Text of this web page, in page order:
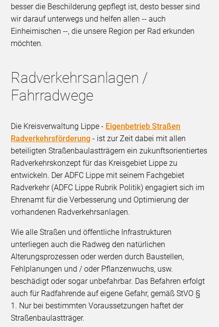
besser die Beschilderung gepflegt ist, desto besser sind
wir darauf unterwegs und helfen allen -- auch
Einheimischen --, die unsere Region per Rad erkunden
möchten.
Radverkehrsanlagen /
Fahrradwege
Die Kreisverwaltung Lippe - Eigenbetrieb Straßen
Radverkehrsförderung - ist zur Zeit dabei mit allen
beteiligten Straßenbaulastträgern ein zukunftsorientiertes
Radverkehrskonzept für das Kreisgebiet Lippe zu
entwickeln. Der ADFC Lippe mit seinem Fachgebiet
Radverkehr (ADFC Lippe Rubrik Politik) engagiert sich im
Ehrenamt für die Verbesserung und Optimierung der
vorhandenen Radverkehrsanlagen.
Wie alle Straßen und öffentliche Infrastrukturen
unterliegen auch die Radweg den natürlichen
Alterungsprozessen oder werden durch Baustellen,
Fehlplanungen und / oder Pflanzenwuchs, usw.
beschädigt oder sogar unbefahrbar. Das Befahren erfolgt
auch für Radfahrende auf eigene Gefahr, gemäß StVO §
1. Nur bei bestimmten Voraussetzungen haftet der
Straßenbaulastträger.